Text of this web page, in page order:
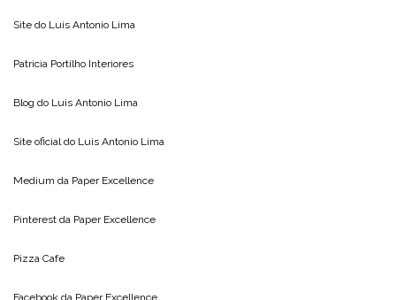
Site do Luis Antonio Lima
Patricia Portilho Interiores
Blog do Luis Antonio Lima
Site oficial do Luis Antonio Lima
Medium da Paper Excellence
Pinterest da Paper Excellence
Pizza Cafe
Facebook da Paper Excellence